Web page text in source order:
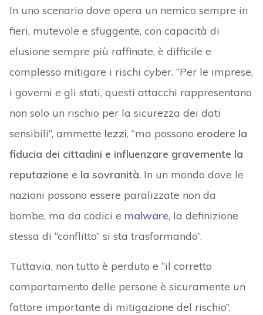
In uno scenario dove opera un nemico sempre in
fieri, mutevole e sfuggente, con capacità di
elusione sempre più raffinate, è difficile e
complesso mitigare i rischi cyber. “Per le imprese,
i governi e gli stati, questi attacchi rappresentano
non solo un rischio per la sicurezza dei dati
sensibili”, ammette Iezzi, “ma possono erodere la
fiducia dei cittadini e influenzare gravemente la
reputazione e la sovranità. In un mondo dove le
nazioni possono essere paralizzate non da
bombe, ma da codici e malware, la definizione
stessa di “conflitto” si sta trasformando”.
Tuttavia, non tutto è perduto e “il corretto
comportamento delle persone è sicuramente un
fattore importante di mitigazione del rischio”,